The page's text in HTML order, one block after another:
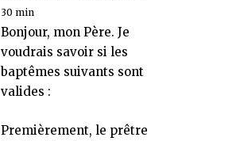
30 min
Bonjour, mon Père. Je
voudrais savoir si les
baptêmes suivants sont
valides :
Premièrement, le prêtre